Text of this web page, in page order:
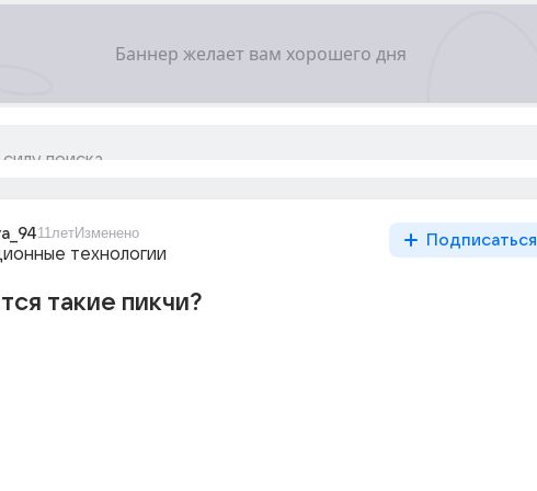
11летИзменено
технологии
Подписаться
такие пикчи?